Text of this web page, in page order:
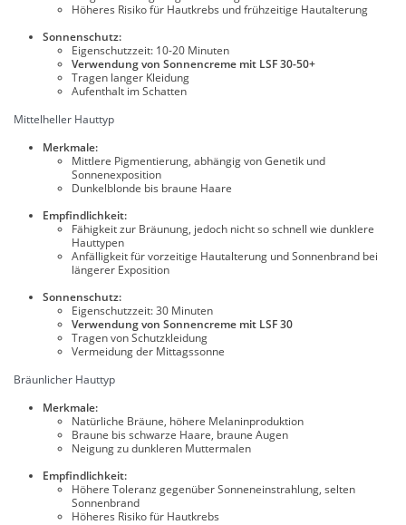
Höheres Risiko für Hautkrebs und frühzeitige Hautalterung
Sonnenschutz:
Eigenschutzzeit: 10-20 Minuten
Verwendung von Sonnencreme mit LSF 30-50+
Tragen langer Kleidung
Aufenthalt im Schatten
Mittelheller Hauttyp
Merkmale:
Mittlere Pigmentierung, abhängig von Genetik und
Sonnenexposition
Dunkelblonde bis braune Haare
Empfindlichkeit:
Fähigkeit zur Bräunung, jedoch nicht so schnell wie dunklere
Hauttypen
Anfälligkeit für vorzeitige Hautalterung und Sonnenbrand bei
längerer Exposition
Sonnenschutz:
Eigenschutzzeit: 30 Minuten
Verwendung von Sonnencreme mit LSF 30
Tragen von Schutzkleidung
Vermeidung der Mittagssonne
Bräunlicher Hauttyp
Merkmale:
Natürliche Bräune, höhere Melaninproduktion
Braune bis schwarze Haare, braune Augen
Neigung zu dunkleren Muttermalen
Empfindlichkeit:
Höhere Toleranz gegenüber Sonneneinstrahlung, selten
Sonnenbrand
Höheres Risiko für Hautkrebs